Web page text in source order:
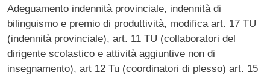
Adeguamento indennità provinciale, indennità di
bilinguismo e premio di produttività, modifica art. 17 TU
(indennità provinciale), art. 11 TU (collaboratori del
dirigente scolastico e attività aggiuntive non di
insegnamento), art 12 Tu (coordinatori di plesso) art. 15